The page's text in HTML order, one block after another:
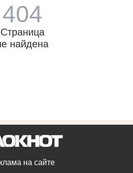
404
Страница
найдена
на сайте